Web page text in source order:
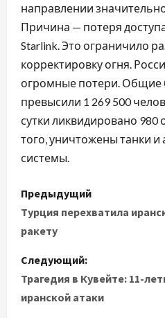
направлении
Причина — потеря
Starlink. Это ограничило
корректировку огня.
огромные потери. Общие
превысили 1 269 500
сутки ликвидировано 980
того, уничтожены танки и
системы.
Н
а
в
и
г
Предыдущий
Турция перехватила
ракету
Следующий:
Трагедия в Кувейте: 11-
иранской атаки